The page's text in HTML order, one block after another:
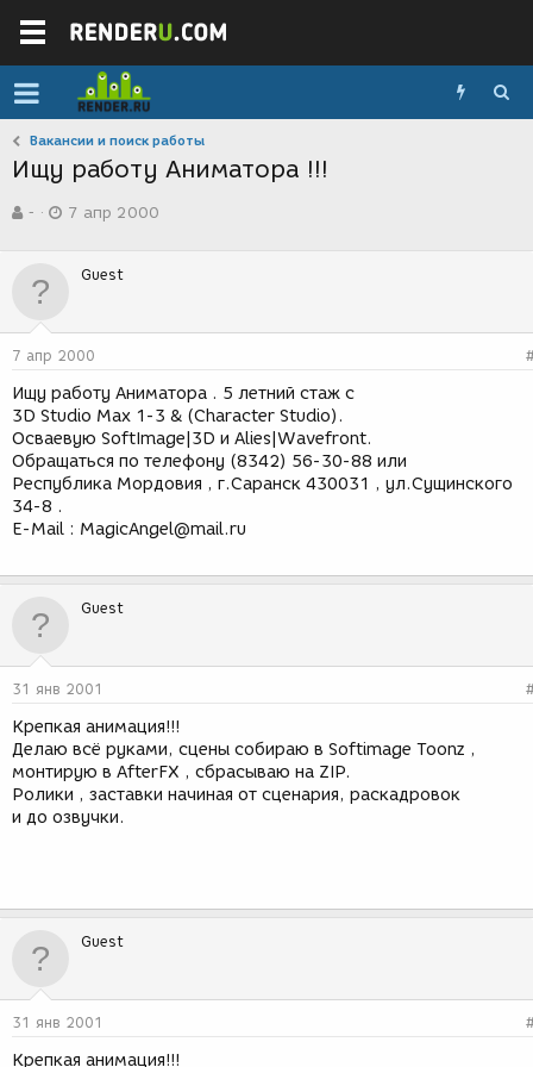
Вакансии и поиск работы
Ищу работу Аниматора !!!
в
р
-
а
д
н
и
я
7 апр 2000
Guest
7 апр 2000
Ищу работу Аниматора . 5 летний стаж с
3D Studio Max 1-3 & (Character Studio).
Осваевую SoftImage|3D и Alies|Wavefront.
Обращаться по телефону (8342) 56-30-88 или
Республика Мордовия , г.Саранск 430031 , ул.Сущинского
34-8 .
E-Mail : MagicAngel@mail.ru
Guest
31 янв 2001
Крепкая анимация!!!
Делаю всё руками, сцены собираю в Softimage Toonz ,
монтирую в AfterFX , сбрасываю на ZIP.
Ролики , заставки начиная от сценария, раскадровок
и до озвучки.
Guest
31 янв 2001
Крепкая анимация!!!